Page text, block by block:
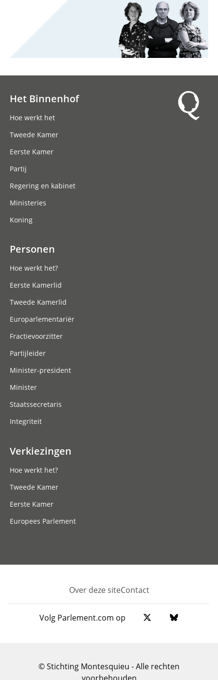
Het Binnenhof
Hoe werkt het
Tweede Kamer
Eerste Kamer
Partij
Regering en kabinet
Ministeries
Koning
Personen
Hoe werkt het?
Eerste Kamerlid
Tweede Kamerlid
Europarlementariër
Fractievoorzitter
Partijleider
Minister-president
Minister
Staatssecretaris
Integriteit
Verkiezingen
Hoe werkt het?
Tweede Kamer
Eerste Kamer
Europees Parlement
Footer
Over deze siteContact
Volg Parlement.com op
© Stichting Montesquieu - Alle rechten